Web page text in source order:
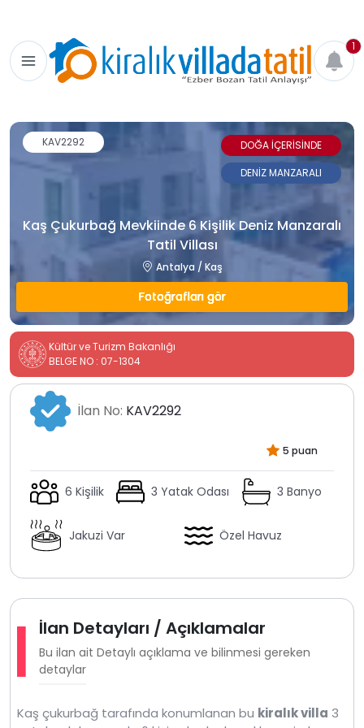
1
Kaş Çukurbağ Mevkiinde 6 Kişilik Deniz Manzaralı
Tatil Villası
Antalya / Kaş
Fotoğrafları gör
KAV2292
DOĞA İÇERİSİNDE
DENİZ MANZARALI
Kültür ve Turizm Bakanlığı
BELGE NO : 07-1304
İlan No: KAV2292
5 puan
6 Kişilik 3 Yatak Odası 3 Banyo
Jakuzi Var Özel Havuz
İlan Detayları / Açıklamalar
Bu ilan ait Detaylı açıklama ve bilinmesi gereken
detaylar
Kaş çukurbağ tarafında konumlanan bu kiralık villa 3